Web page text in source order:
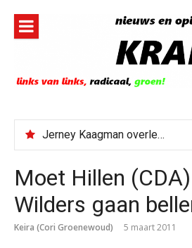
inhoud
Jerney Kaagman overleden
Moet Hillen
Wilders gaan
Keira (Cori Groenewoud) 5 maart 2011